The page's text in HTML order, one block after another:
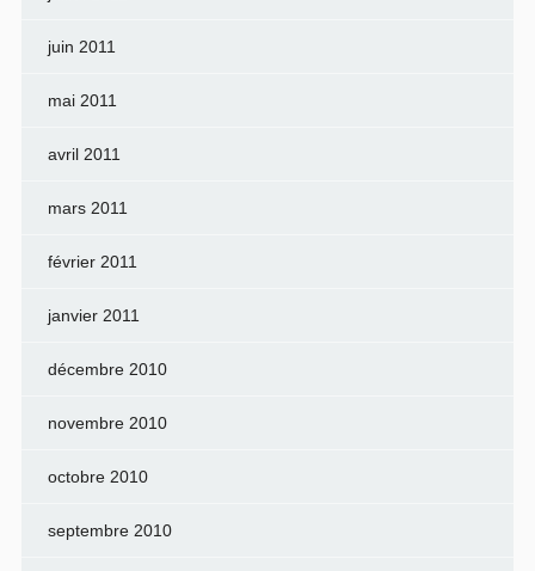
juin 2011
mai 2011
avril 2011
mars 2011
février 2011
janvier 2011
décembre 2010
novembre 2010
octobre 2010
septembre 2010